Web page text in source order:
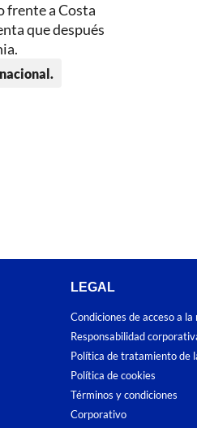
frente a Costa
que después
LEGAL
Condiciones de acceso a la
Responsabilidad
Política de tratamiento de
Política de cookies
Términos y condiciones
Corporativo